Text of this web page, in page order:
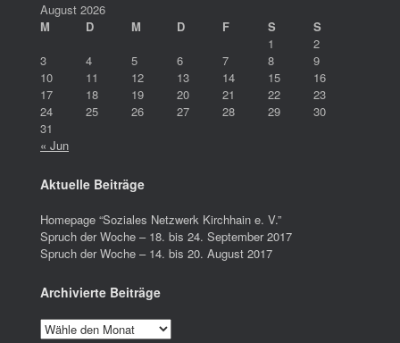
August 2026
M
D M D F S S
« Jun
1
2
3
4 5 6 7 8
9
10
11 12 13 14 15
16
17
18 19 20 21 22
23
24
25 26 27 28 29
30
31
Aktuelle Beiträge
Homepage “Soziales Netzwerk Kirchhain e. V.”
Spruch der Woche – 18. bis 24. September 2017
Spruch der Woche – 14. bis 20. August 2017
Archivierte Beiträge